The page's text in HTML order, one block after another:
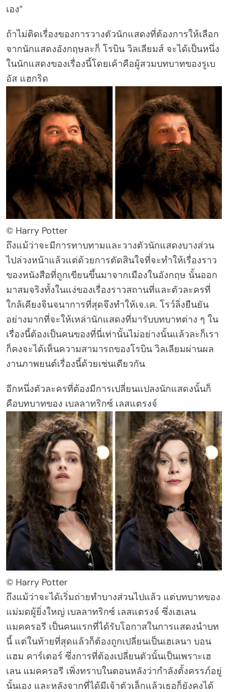
เอง”
ถ้าไม่ติดเรื่องของการวางตัวนักแสดงที่ต้องการให้เลือก
จากนักแสดงอังกฤษละก็ โรบิน วิลเลียมส์ จะได้เป็นหนึ่ง
ในนักแสดงของเรื่องนี้โดยเค้าคือผู้สวมบทบาทของรูเบ
อัส แฮกริด
© Harry Potter
ถึงแม้ว่าจะมีการทาบทามและวางตัวนักแสดงบางส่วน
ไปล่วงหน้าแล้วแต่ด้วยการตัดสินใจที่จะทำให้เรื่องราว
ของหนังสือที่ถูกเขียนขึ้นมาจากเมืองในอังกฤษ นั้นออก
มาสมจริงทั้งในแง่ของเรื่องราวสถานที่และตัวละครที่
ใกล้เคียงจินจนาการที่สุดจึงทำให้เจ.เค. โรว์ลิ่งยืนยัน
อย่างมากที่จะให้เหล่านักแสดงที่มารับบทบาทต่าง ๆ ใน
เรื่องนี้ต้องเป็นคนของที่นี่เท่านั้นไม่อย่างนั้นแล้วละก็เรา
ก็คงจะได้เห็นความสามารถของโรบิน วิลเลียมผ่านผล
งานภาพยนต์เรื่องนี้ด้วยเช่นเดียวกัน
อีกหนึ่งตัวละครที่ต้องมีการเปลี่ยนแปลงนักแสดงนั้นก็
คือบทบาทของ เบลลาทริกซ์ เลสแตรงจ์
© Harry Potter
ถึงแม้ว่าจะได้เริ่มถ่ายทำบางส่วนไปแล้ว แต่บทบาทของ
แม่มดผู้ยิ่งใหญ่ เบลลาทริกซ์ เลสแตรงจ์ ซึ่งเฮเลน
แมคครอรี เป็นคนแรกที่ได้รับโอกาสในการแสดงนำบท
นี้ แต่ในท้ายที่สุดแล้วก็ต้องถูกเปลี่ยนเป็นเฮเลนา บอน
แฮม คาร์เตอร์ ซึ่งการที่ต้องเปลี่ยนตัวนั้นเป็นเพราะเฮ
เลน แมคครอรี เพิ่งทราบในตอนหลังว่ากำลังตั้งครรภ์อยู่
นั้นเอง และหลังจากที่ได้มีเจ้าตัวเล็กแล้วเธอก็ยังคงได้